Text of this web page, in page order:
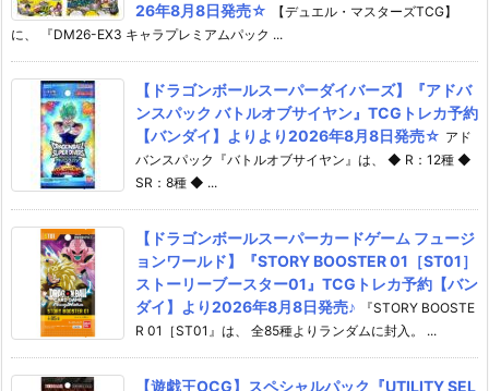
26年8月8日発売☆
【デュエル・マスターズTCG】
に、 『DM26-EX3 キャラプレミアムパック ...
【ドラゴンボールスーパーダイバーズ】『アドバ
ンスパック バトルオブサイヤン』TCGトレカ予約
【バンダイ】よりより2026年8月8日発売☆ アド
バンスパック『バトルオブサイヤン』は、 ◆ R：12種 ◆
SR：8種 ◆ ...
【ドラゴンボールスーパーカードゲーム フュージ
ョンワールド】『STORY BOOSTER 01［ST01］
ストーリーブースター01』TCGトレカ予約【バン
ダイ】より2026年8月8日発売♪
『STORY BOOSTE
R 01［ST01』は、 全85種よりランダムに封入。 ...
【遊戯王OCG】スペシャルパック『UTILITY SEL